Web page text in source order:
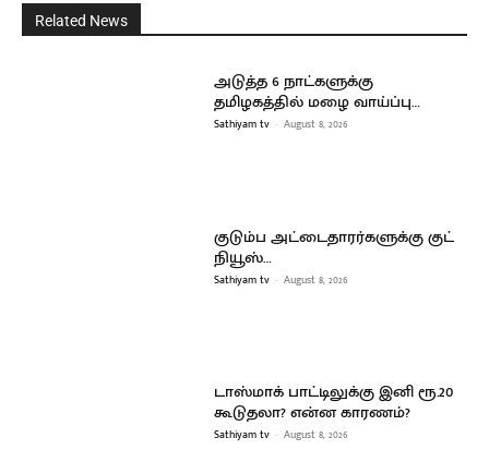
Related News
அடுத்த 6 நாட்களுக்கு
தமிழகத்தில் மழை வாய்ப்பு…
Sathiyam tv - August 8, 2026
குடும்ப அட்டைதாரர்களுக்கு குட்
நியூஸ்…
Sathiyam tv - August 8, 2026
டாஸ்மாக் பாட்டிலுக்கு இனி ரூ.20
கூடுதலா? என்ன காரணம்?
Sathiyam tv - August 8, 2026